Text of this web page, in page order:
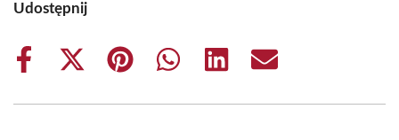
Udostępnij
Share
Share
(Twitter)
Share
Share
Share
Share